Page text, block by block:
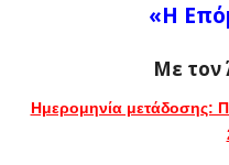
«Η
Με τον
Ημερομηνία μετάδοσης: